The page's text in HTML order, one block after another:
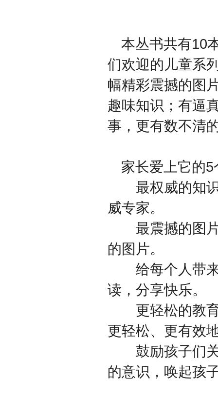
本丛书共有10
们欢迎的儿童系
幅精彩震撼的图
趣味知识；有逼
事，更有数不清
家长爱上它的5
最权威的知识
威专家。
最震撼的图片
的图片。
给每个人带来
读，分享快乐。
更轻松的教育
更轻松、更有效
鼓励孩子们关
的意识，唤起孩